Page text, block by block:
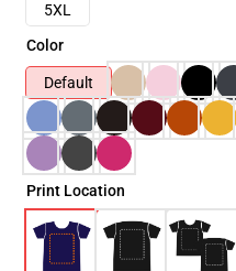
5XL
Color
Default
Print Location